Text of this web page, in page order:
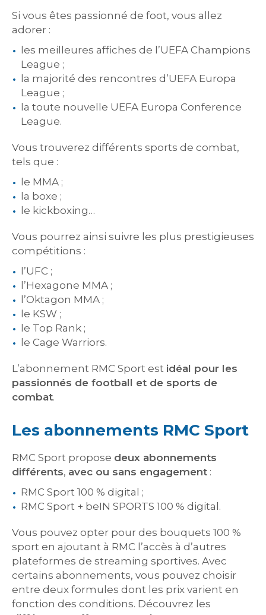
Si vous êtes passionné de foot, vous allez
adorer :
les meilleures affiches de l’UEFA Champions
League ;
la majorité des rencontres d’UEFA Europa
League ;
la toute nouvelle UEFA Europa Conference
League.
Vous trouverez différents sports de combat,
tels que :
le MMA ;
la boxe ;
le kickboxing…
Vous pourrez ainsi suivre les plus prestigieuses
compétitions :
l’UFC ;
l’Hexagone MMA ;
l’Oktagon MMA ;
le KSW ;
le Top Rank ;
le Cage Warriors.
L’abonnement RMC Sport est idéal pour les
passionnés de football et de sports de
combat.
Les abonnements RMC Sport
RMC Sport propose deux abonnements
différents, avec ou sans engagement :
RMC Sport 100 % digital ;
RMC Sport + beIN SPORTS 100 % digital.
Vous pouvez opter pour des bouquets 100 %
sport en ajoutant à RMC l’accès à d’autres
plateformes de streaming sportives. Avec
certains abonnements, vous pouvez choisir
entre deux formules dont les prix varient en
fonction des conditions. Découvrez les